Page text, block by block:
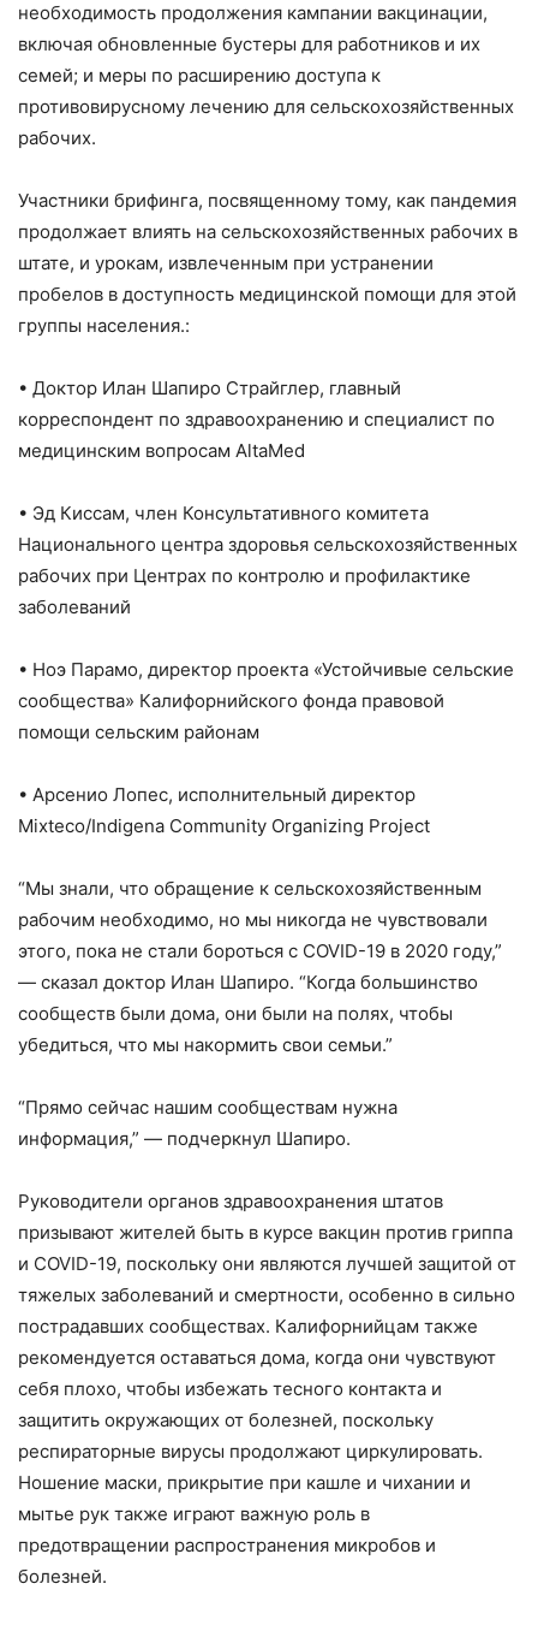
необходимость продолжения кампании вакцинации,
включая обновленные бустеры для работников и их
семей; и меры по расширению доступа к
противовирусному лечению для сельскохозяйственных
рабочих.
Участники брифинга, посвященному тому, как пандемия
продолжает влиять на сельскохозяйственных рабочих в
штате, и урокам, извлеченным при устранении
пробелов в доступность медицинской помощи для этой
группы населения.:
• Доктор Илан Шапиро Страйглер, главный
корреспондент по здравоохранению и специалист по
медицинским вопросам AltaMed
• Эд Киссам, член Консультативного комитета
Национального центра здоровья сельскохозяйственных
рабочих при Центрах по контролю и профилактике
заболеваний
• Ноэ Парамо, директор проекта «Устойчивые сельские
сообщества» Калифорнийского фонда правовой
помощи сельским районам
• Арсенио Лопес, исполнительный директор
Mixteco/Indigena Community Organizing Project
“Мы знали, что обращение к сельскохозяйственным
рабочим необходимо, но мы никогда не чувствовали
этого, пока не стали бороться с COVID-19 в 2020 году,”
— сказал доктор Илан Шапиро. “Когда большинство
сообществ были дома, они были на полях, чтобы
убедиться, что мы накормить свои семьи.”
“Прямо сейчас нашим сообществам нужна
информация,” — подчеркнул Шапиро.
Руководители органов здравоохранения штатов
призывают жителей быть в курсе вакцин против гриппа
и COVID-19, поскольку они являются лучшей защитой от
тяжелых заболеваний и смертности, особенно в сильно
пострадавших сообществах. Калифорнийцам также
рекомендуется оставаться дома, когда они чувствуют
себя плохо, чтобы избежать тесного контакта и
защитить окружающих от болезней, поскольку
респираторные вирусы продолжают циркулировать.
Ношение маски, прикрытие при кашле и чихании и
мытье рук также играют важную роль в
предотвращении распространения микробов и
болезней.